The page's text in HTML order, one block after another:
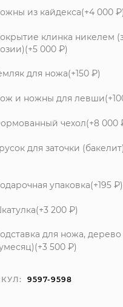
из кайдекса(+4 000₽)
клинка никелем
5 000₽)
для ножа(+150₽)
и ножны для левши(+
чехол(+8 000
для заточки
упаковка(+195₽)
3 200₽)
для ножа, дерево
3 500₽)
9597-9598